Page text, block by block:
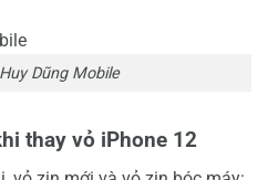
Dũng Mobile
thay vỏ iPhone 12